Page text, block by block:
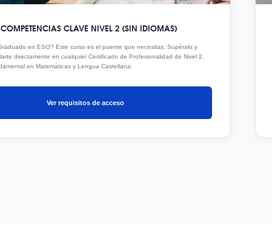
CLAVE NIVEL 2 (SIN IDIOMAS)
en ESO? Este curso es el puente que necesitas. Supéralo y
directamente en cualquier Certificado de Profesionalidad de Nivel 2.
en Matemáticas y Lengua Castellana.
Ver requisitos de acceso